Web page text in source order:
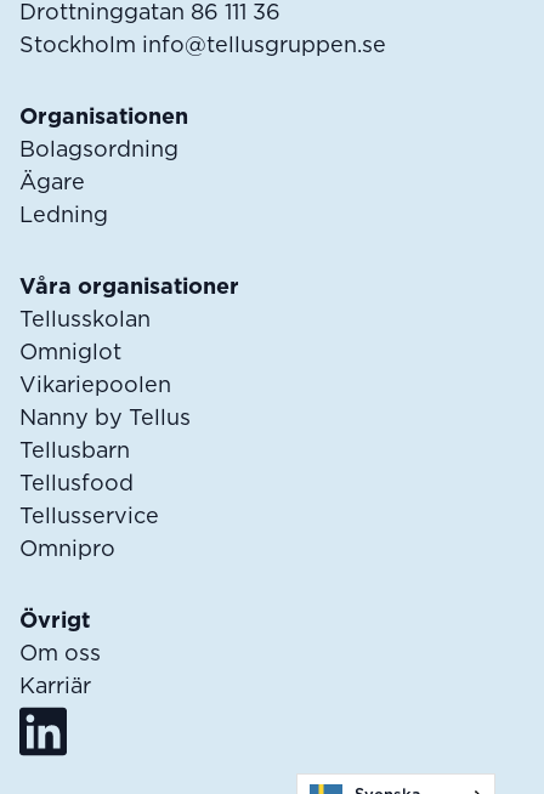
Drottninggatan 86 111 36
Stockholm info@tellusgruppen.se
Organisationen
Bolagsordning
Ägare
Ledning
Våra organisationer
Tellusskolan
Omniglot
Vikariepoolen
Nanny by Tellus
Tellusbarn
Tellusfood
Tellusservice
Omnipro
Övrigt
Om oss
Karriär